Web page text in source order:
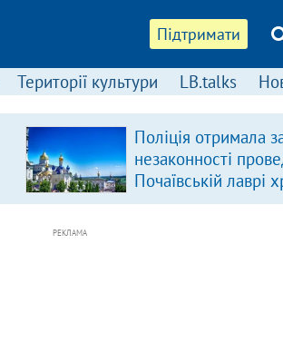
Підтримати
Території культури LB.talks
Поліція отримала
незаконності
Почаївській лаврі
РЕКЛАМА